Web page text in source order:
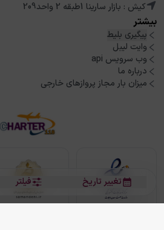
فیلتر تغییر تاریخ
کیش : بازار سارینا 1طبقه 2 واحد209
بیشتر
پیگیری بلیط
وایت لیبل
وب سرویس api
درباره ما
میزان بار مجاز پروازهای خارجی